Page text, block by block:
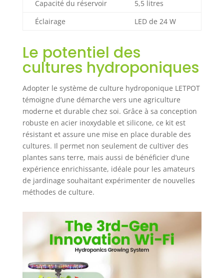
notre système de
culture
aient besoin de
plus de lumière
bleue pour la
croissance
végétative ou de
lumière rouge
pour la floraison,
notre système est
là pour vous. Avec
un contrôle total
sur votre jardin
intérieur, vous
pouvez
de culture pour
répondre aux
besoins uniques
de vos plantes et
vous assurer
Capacité du réservoir
5,5 litres
Éclairage
LED de 24 W
Le potentiel des
cultures hydroponiques
Adopter le système de culture hydroponique LETPOT
témoigne d’une démarche vers une agriculture
moderne et durable chez soi. Grâce à sa conception
robuste en acier inoxydable et silicone, ce kit est
résistant et assure une mise en place durable des
cultures. Il permet non seulement de cultiver des
plantes sans terre, mais aussi de bénéficier d’une
expérience enrichissante, idéale pour les amateurs
de jardinage souhaitant expérimenter de nouvelles
méthodes de culture.